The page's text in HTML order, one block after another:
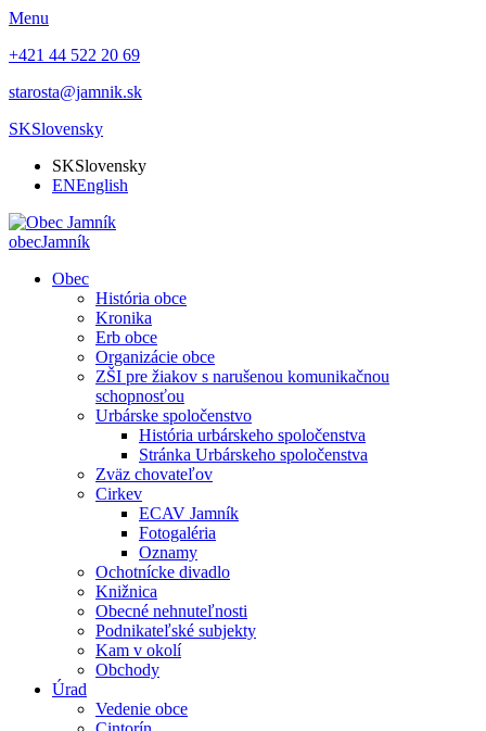
Menu
+421 44 522 20 69
starosta@jamnik.sk
SKSlovensky
SKSlovensky
ENEnglish
obecJamník
Obec
História obce
Kronika
Erb obce
Organizácie obce
ZŠI pre žiakov s narušenou komunikačnou
schopnosťou
Urbárske spoločenstvo
História urbárskeho spoločenstva
Stránka Urbárskeho spoločenstva
Zväz chovateľov
Cirkev
ECAV Jamník
Fotogaléria
Oznamy
Ochotnícke divadlo
Knižnica
Obecné nehnuteľnosti
Podnikateľské subjekty
Kam v okolí
Obchody
Úrad
Vedenie obce